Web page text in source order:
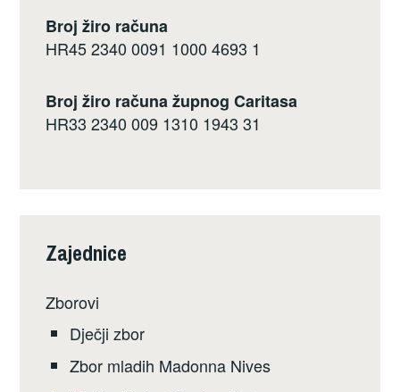
Broj žiro računa
HR45 2340 0091 1000 4693 1
Broj žiro računa župnog Caritasa
HR33 2340 009 1310 1943 31
Zajednice
Zborovi
Dječji zbor
Zbor mladih Madonna Nives